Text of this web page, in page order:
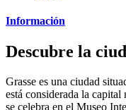
Información
Descubre la
Grasse es una ciudad
está considerada la
se celebra en el Museo